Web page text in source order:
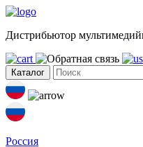
Дистрибьютор
Каталог
Россия